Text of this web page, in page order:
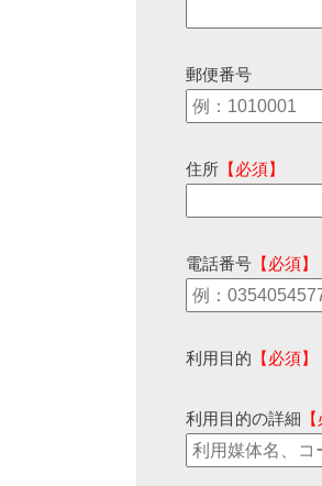
郵便番号
住所 【必須】
電話番号 【必須】
利用目的 【必須】
利用目的の詳細